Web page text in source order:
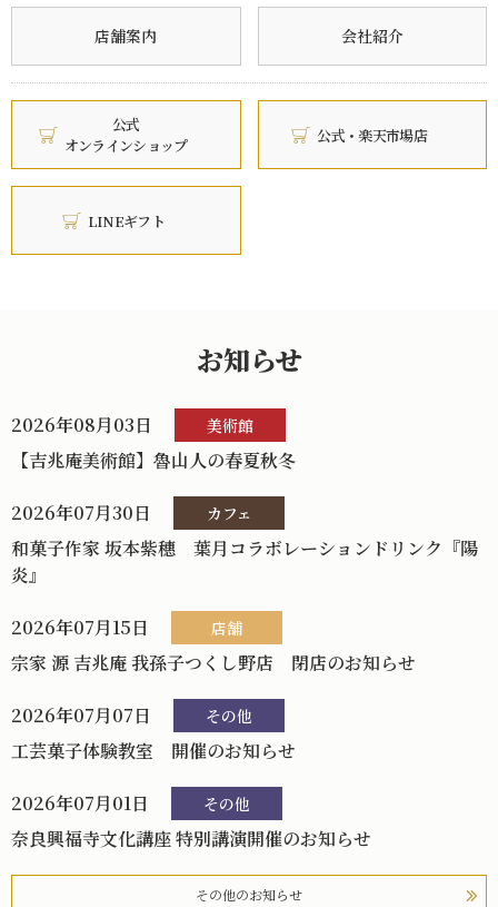
店舗案内 会社紹介
公式
オンラインショップ
公式・楽天市場店
LINEギフト
お知らせ
2026年08月03日 美術館
【吉兆庵美術館】魯山人の春夏秋冬
2026年07月30日 カフェ
和菓子作家 坂本紫穗 葉月コラボレーションドリンク『陽
炎』
2026年07月15日 店舗
宗家 源 吉兆庵 我孫子つくし野店 閉店のお知らせ
2026年07月07日 その他
工芸菓子体験教室 開催のお知らせ
2026年07月01日 その他
奈良興福寺文化講座 特別講演開催のお知らせ
その他のお知らせ